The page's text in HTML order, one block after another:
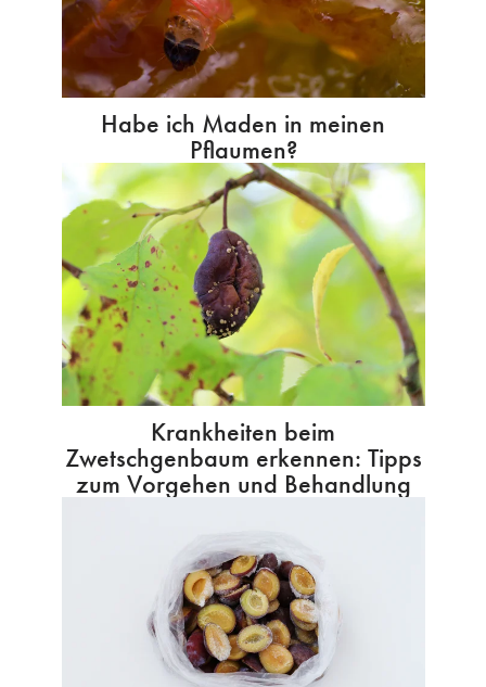
Habe ich Maden in meinen
Pflaumen?
Krankheiten beim
Zwetschgenbaum erkennen: Tipps
zum Vorgehen und Behandlung